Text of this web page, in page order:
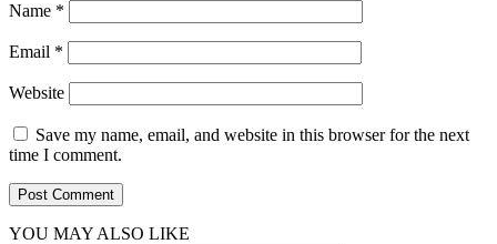
Name *
Email *
Website
Save my name, email, and website in this browser for the next
time I comment.
YOU MAY ALSO LIKE